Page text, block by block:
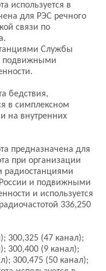
используется в
для РЭС речного
связи по
Службы
подвижными
бедствия,
в симплексном
на внутренних
предназначена для
при организации
радиостанциями
и подвижными
и используется
336,250
300,325 (47 канал);
300,400 (9 канал);
300,475 (50 канал);